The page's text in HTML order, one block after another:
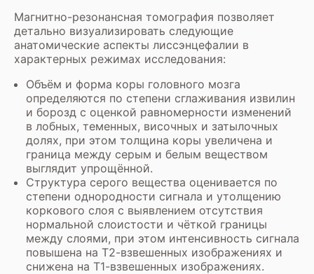
Магнитно-резонансная томография позволяет
детально визуализировать следующие
анатомические аспекты лиссэнцефалии в
характерных режимах исследования:
Объём и форма коры головного мозга
определяются по степени сглаживания извилин
и борозд с оценкой равномерности изменений
в лобных, теменных, височных и затылочных
долях, при этом толщина коры увеличена и
граница между серым и белым веществом
выглядит упрощённой.
Структура серого вещества оценивается по
степени однородности сигнала и утолщению
коркового слоя с выявлением отсутствия
нормальной слоистости и чёткой границы
между слоями, при этом интенсивность сигнала
повышена на Т2-взвешенных изображениях и
снижена на Т1-взвешенных изображениях.